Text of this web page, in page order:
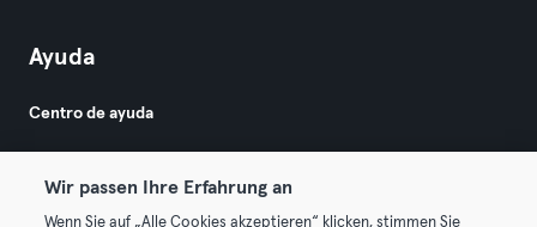
Ayuda
Centro de ayuda
Wir passen Ihre Erfahrung an
Wenn Sie auf „Alle Cookies akzeptieren“ klicken, stimmen Sie